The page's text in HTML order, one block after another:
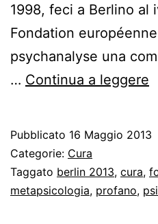
1998, feci a Berlino al
Fondation
psychanalyse una
… Continua a leggere
Pubblicato 16 Maggio 2013
Categorie: Cura
Taggato berlin 2013, cura,
metapsicologia, profano,